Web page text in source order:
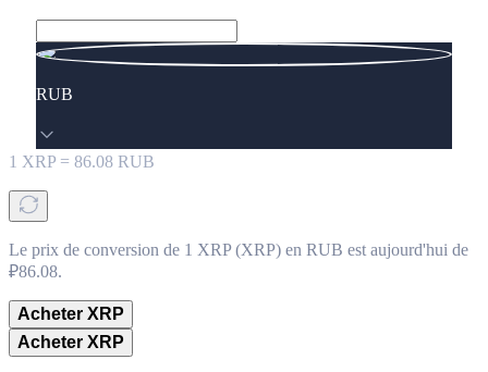
RUB
1 XRP = 86.08 RUB
Le prix de conversion de 1 XRP (XRP) en RUB est aujourd'hui de
₽86.08.
Acheter XRP
Acheter XRP